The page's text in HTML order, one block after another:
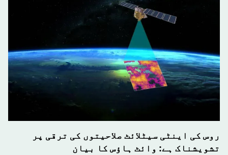
روس کی اینٹی سیٹلائٹ صلاحیتوں کی ترقی پر
تشویشناک ہے: وائٹ ہاؤس کا بیان